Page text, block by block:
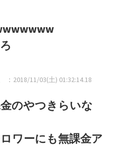
：2018/11/03(土) 01:32:14.18
のやつきらいな
ワーにも無課金ア